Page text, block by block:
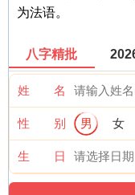
为法语。
八字精批
姓 名
性 别 男 女
生 日